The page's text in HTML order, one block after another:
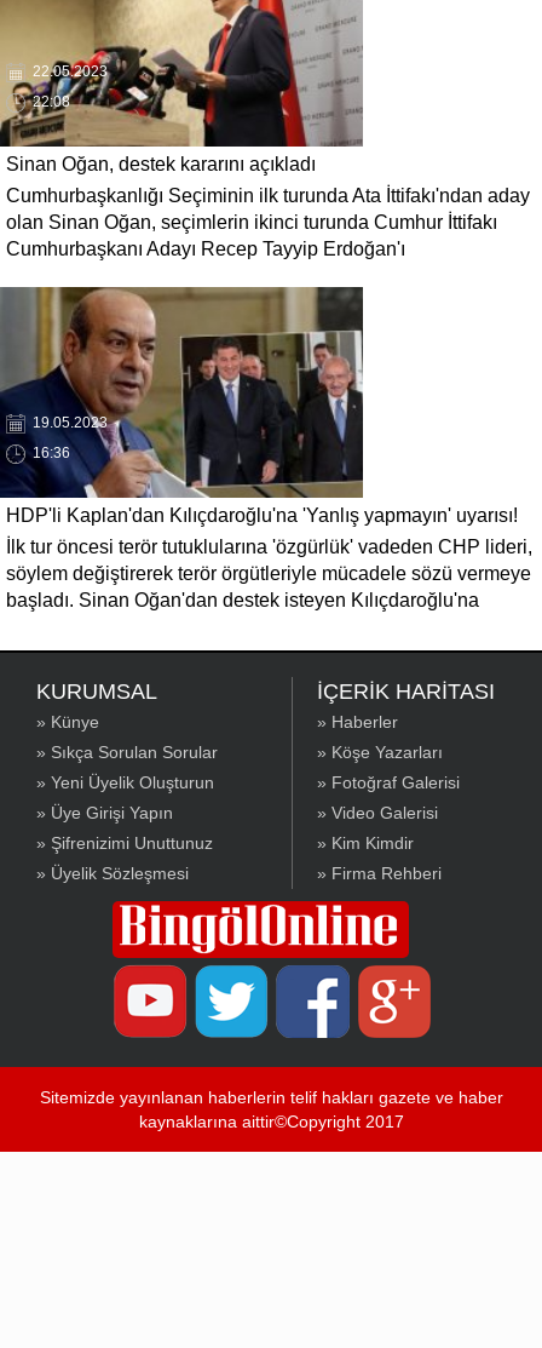
22.05.2023
22:08
Sinan Oğan, destek kararını açıkladı
Cumhurbaşkanlığı Seçiminin ilk turunda Ata İttifakı'ndan aday
olan Sinan Oğan, seçimlerin ikinci turunda Cumhur İttifakı
Cumhurbaşkanı Adayı Recep Tayyip Erdoğan'ı
19.05.2023
16:36
HDP'li Kaplan'dan Kılıçdaroğlu'na 'Yanlış yapmayın' uyarısı!
İlk tur öncesi terör tutuklularına 'özgürlük' vadeden CHP lideri,
söylem değiştirerek terör örgütleriyle mücadele sözü vermeye
başladı. Sinan Oğan'dan destek isteyen Kılıçdaroğlu'na
'Kürtleri küstürüp yanlış yapma. Birleşmenin, dayanışmanın,
dostluğun bir sınırı vardır.' mesajı verdi.
KURUMSAL
» Künye
» Sıkça Sorulan Sorular
» Yeni Üyelik Oluşturun
» Üye Girişi Yapın
» Şifrenizimi Unuttunuz
» Üyelik Sözleşmesi
İÇERİK HARİTASI
» Haberler
» Köşe Yazarları
» Fotoğraf Galerisi
» Video Galerisi
» Kim Kimdir
» Firma Rehberi
Sitemizde yayınlanan haberlerin telif hakları gazete ve haber
kaynaklarına aittir©Copyright 2017